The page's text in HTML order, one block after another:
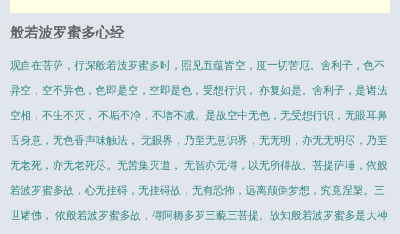
般若波罗蜜多心经
观自在菩萨，行深般若波罗蜜多时，照见五蕴皆空，度一切苦厄。舍利子，色不
异空，空不异色，色即是空，空即是色，受想行识， 亦复如是。舍利子，是诸法
空相，不生不灭， 不垢不净，不增不减。是故空中无色，无受想行识，无眼耳鼻
舌身意，无色香声味触法， 无眼界，乃至无意识界，无无明，亦无无明尽，乃至
无老死，亦无老死尽。无苦集灭道， 无智亦无得，以无所得故。菩提萨埵，依般
若波罗蜜多故，心无挂碍，无挂碍故，无有恐怖，远离颠倒梦想，究竟涅槃。三
世诸佛， 依般若波罗蜜多故，得阿耨多罗三藐三菩提。故知般若波罗蜜多是大神